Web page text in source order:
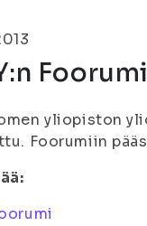
yliopiston
Foorumiin